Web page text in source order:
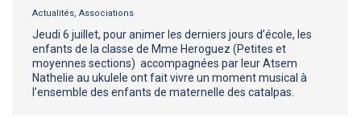
Actualités, Associations
Jeudi 6 juillet, pour animer les derniers jours d’école, les
enfants de la classe de Mme Heroguez (Petites et
moyennes sections) accompagnées par leur Atsem
Nathelie au ukulele ont fait vivre un moment musical à
l’ensemble des enfants de maternelle des catalpas.